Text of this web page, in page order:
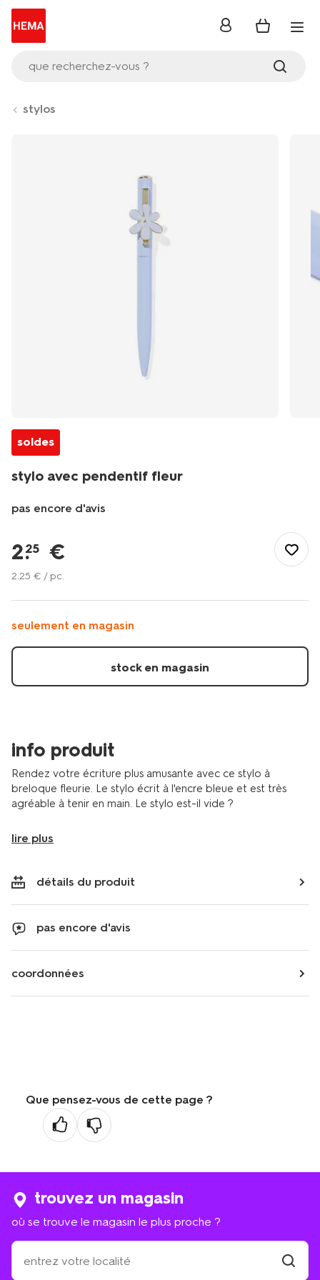
que recherchez-vous ?
se
stylos
soldes
stylo avec pendentif fleur
pas encore d'avis
be/papeterie/stylos-
crayons/stylos/stylo-
avec-
fleur-
2.
25 €
2.25 € / pc.
seulement en magasin
stock en magasin
info produit
Rendez votre écriture plus amusante avec ce stylo à
breloque fleurie. Le stylo écrit à l'encre bleue et est très
agréable à tenir en main. Le stylo est-il vide ?
lire plus
détails du produit
pas encore d'avis
coordonnées
Que pensez-vous de cette page ?
trouvez un magasin
où se trouve le magasin le plus proche ?
où
trouve
trouver